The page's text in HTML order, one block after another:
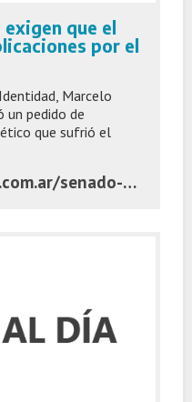
exigen que el
por el
Marcelo
un pedido de
que sufrió el
https://diputadosbsas.com.ar/senado-bonaerense-explicaciones-hackeo-ioma/